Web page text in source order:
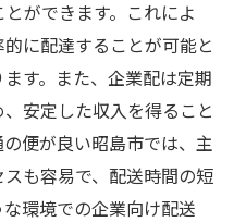
た柔軟な働き方
ケジュール管理
なスキルを習得
学研修を提供
昭島市で軽貨物ドライ
ができます。これによ
に配達することが可能と
す。また、企業配は定期
安定した収入を得ること
便が良い昭島市では、主
も容易で、配送時間の短
環境での企業向け配送